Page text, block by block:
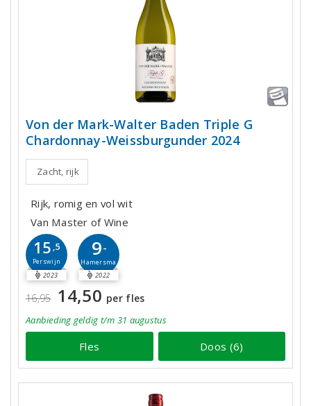
Von der Mark-Walter Baden Triple G
Chardonnay-Weissburgunder 2024
Zacht, rijk
Rijk, romig en vol wit
Van Master of Wine
15 ,5
Perswijn
2023
9-
Hamersma
2022
16,95 14,50 per fles
Aanbieding geldig t/m 31 augustus
Fles Doos (6)